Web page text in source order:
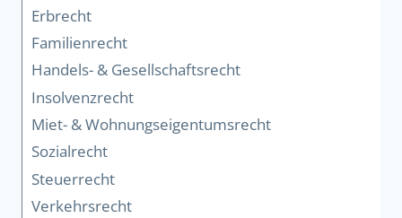
Erbrecht
Familienrecht
Handels- & Gesellschaftsrecht
Insolvenzrecht
Miet- & Wohnungseigentumsrecht
Sozialrecht
Steuerrecht
Verkehrsrecht